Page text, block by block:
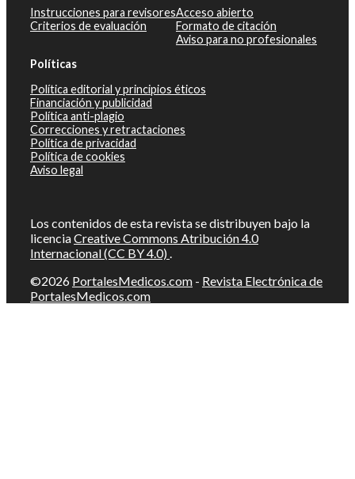
Instrucciones para revisores
Criterios de evaluación
Acceso abierto
Formato de citación
Aviso para no profesionales
Políticas
Política editorial y principios éticos
Financiación y publicidad
Política anti-plagio
Correcciones y retractaciones
Política de privacidad
Política de cookies
Aviso legal
Los contenidos de esta revista se distribuyen bajo la
licenciaCreative Commons Atribución 4.0
Internacional (CC BY 4.0) .
©2026 PortalesMedicos.com - Revista Electrónica de
PortalesMedicos.com